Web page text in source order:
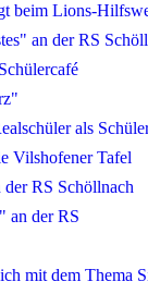
beim Lions-
an der RS
als
Vilshofener Tafel
RS Schöllnach
an der RS
mit dem Thema